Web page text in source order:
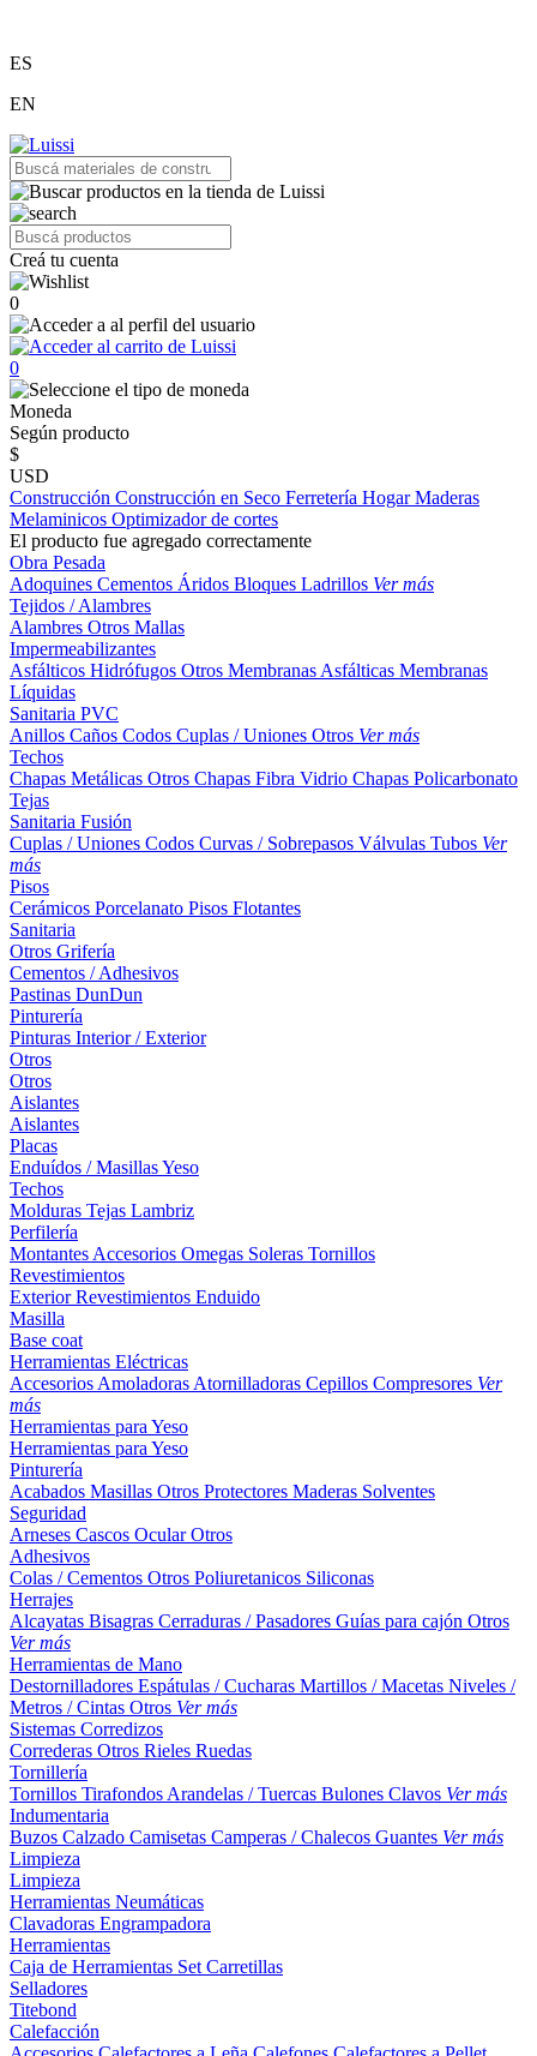
ES
EN
Creá tu cuenta
0
0
Moneda
Según producto
$
USD
Construcción Construcción en Seco Ferretería HogarMaderas
Melaminicos Optimizador de cortes
El producto fue agregado correctamente
Obra Pesada
Adoquines Cementos Áridos Bloques Ladrillos Ver más
Tejidos / Alambres
Alambres Otros Mallas
Impermeabilizantes
Asfálticos Hidrófugos Otros Membranas Asfálticas Membranas
Líquidas
Sanitaria PVC
Anillos Caños Codos Cuplas / Uniones Otros Ver más
Techos
Chapas Metálicas Otros Chapas Fibra Vidrio Chapas Policarbonato
Tejas
Sanitaria Fusión
Cuplas / Uniones Codos Curvas / Sobrepasos Válvulas Tubos Ver
más
Pisos
Cerámicos Porcelanato Pisos Flotantes
Sanitaria
Otros Grifería
Cementos / Adhesivos
Pastinas DunDun
Pinturería
Pinturas Interior / Exterior
Otros
Otros
Aislantes
Aislantes
Placas
Enduídos / MasillasYeso
Techos
Molduras Tejas Lambriz
Perfilería
Montantes Accesorios Omegas Soleras Tornillos
Revestimientos
ExteriorRevestimientos Enduido
Masilla
Base coat
Herramientas Eléctricas
Accesorios Amoladoras Atornilladoras Cepillos Compresores Ver
más
Herramientas para Yeso
Herramientas para Yeso
Pinturería
Acabados Masillas Otros Protectores Maderas Solventes
Seguridad
Arneses Cascos OcularOtros
Adhesivos
Colas / Cementos Otros Poliuretanicos Siliconas
Herrajes
Alcayatas Bisagras Cerraduras / Pasadores Guías para cajón Otros
Ver más
Herramientas de Mano
Destornilladores Espátulas / Cucharas Martillos / Macetas Niveles /
Metros / Cintas Otros Ver más
Sistemas Corredizos
Correderas Otros Rieles Ruedas
Tornillería
Tornillos Tirafondos Arandelas / Tuercas Bulones Clavos Ver más
Indumentaria
Buzos Calzado Camisetas Camperas / Chalecos Guantes Ver más
Limpieza
Limpieza
Herramientas Neumáticas
Clavadoras Engrampadora
Herramientas
Caja de Herramientas Set Carretillas
Selladores
Titebond
Calefacción